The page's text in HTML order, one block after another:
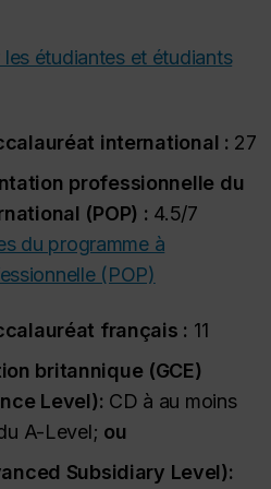
les étudiantes et étudiants
international : 27
professionnelle du
(POP) : 4.5/7
du programme à
(POP)
français : 11
britannique (GCE)
Level): CD à au moins
A-Level; ou
Subsidiary Level):